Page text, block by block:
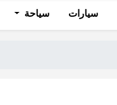
سيارات سياحة